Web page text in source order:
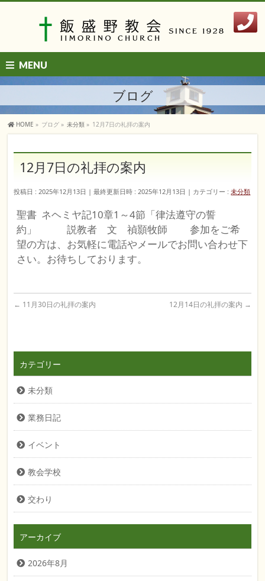
MENU
ブログ
HOME » ブログ » 未分類 » 12月7日の礼拝の案内
12月7日の礼拝の案内
投稿日 : 2025年12月13日 最終更新日時 : 2025年12月13日 カテゴリー :未分類
聖書 ネヘミヤ記10章1～4節「律法遵守の誓
約」 説教者 文 禎顥牧師 参加をご希
望の方は、お気軽に電話やメールでお問い合わせ下
さい。お待ちしております。
← 11月30日の礼拝の案内 12月14日の礼拝の案内 →
カテゴリー
未分類
業務日記
イベント
教会学校
交わり
アーカイブ
2026年8月